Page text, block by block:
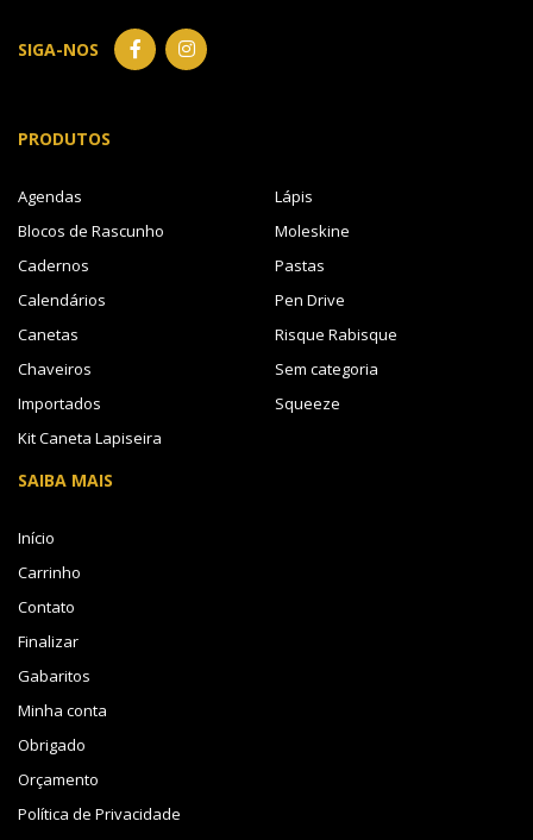
SIGA-NOS
PRODUTOS
Agendas
Blocos de Rascunho
Cadernos
Calendários
Canetas
Chaveiros
Importados
Kit Caneta Lapiseira
Lápis
Moleskine
Pastas
Pen Drive
Risque Rabisque
Sem categoria
Squeeze
SAIBA MAIS
Início
Carrinho
Contato
Finalizar
Gabaritos
Minha conta
Obrigado
Orçamento
Política de Privacidade